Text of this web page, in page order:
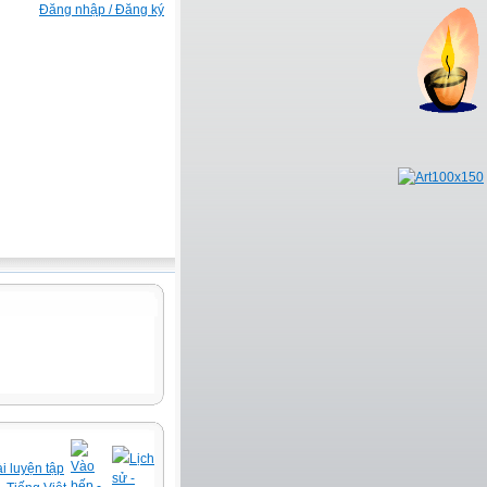
Đăng nhập / Đăng ký
luyện tập Vào
Lịch
sử -